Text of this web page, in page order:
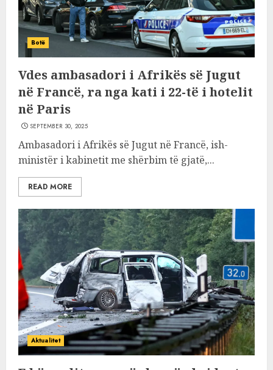
Botë
Vdes ambasadori i Afrikës së Jugut
në Francë, ra nga kati i 22-të i hotelit
në Paris
SEPTEMBER 30, 2025
Ambasadori i Afrikës së Jugut në Francë, ish-
ministër i kabinetit me shërbim të gjatë,...
READ MORE
Aktualitet